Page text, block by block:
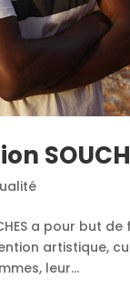
a pour but
artistique,
leur...